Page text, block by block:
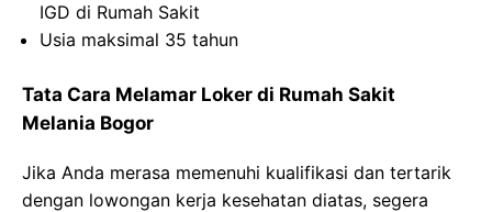
IGD di Rumah Sakit
Usia maksimal 35 tahun
Tata Cara Melamar Loker di Rumah Sakit
Melania Bogor
Jika Anda merasa memenuhi kualifikasi dan tertarik
dengan lowongan kerja kesehatan diatas, segera